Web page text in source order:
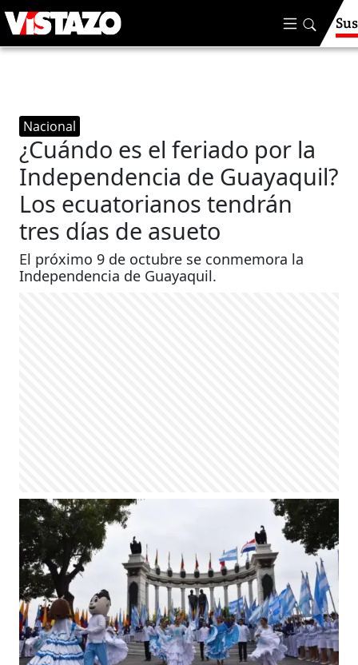
Nacional
¿Cuándo es el feriado por la
Independencia de Guayaquil?
Los ecuatorianos tendrán
tres días de asueto
El próximo 9 de octubre se conmemora la
Independencia de Guayaquil.